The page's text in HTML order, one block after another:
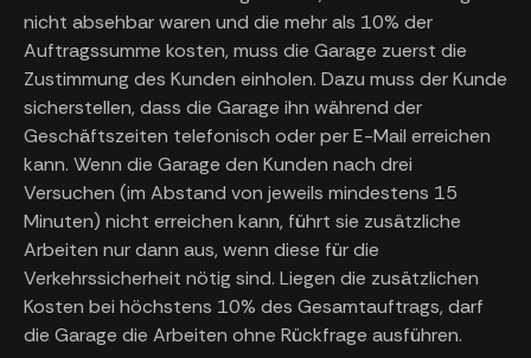
nicht absehbar waren und die mehr als 10% der
Auftragssumme kosten, muss die Garage zuerst die
Zustimmung des Kunden einholen. Dazu muss der Kunde
sicherstellen, dass die Garage ihn während der
Geschäftszeiten telefonisch oder per E-Mail erreichen
kann. Wenn die Garage den Kunden nach drei
Versuchen (im Abstand von jeweils mindestens 15
Minuten) nicht erreichen kann, führt sie zusätzliche
Arbeiten nur dann aus, wenn diese für die
Verkehrssicherheit nötig sind. Liegen die zusätzlichen
Kosten bei höchstens 10% des Gesamtauftrags, darf
die Garage die Arbeiten ohne Rückfrage ausführen.